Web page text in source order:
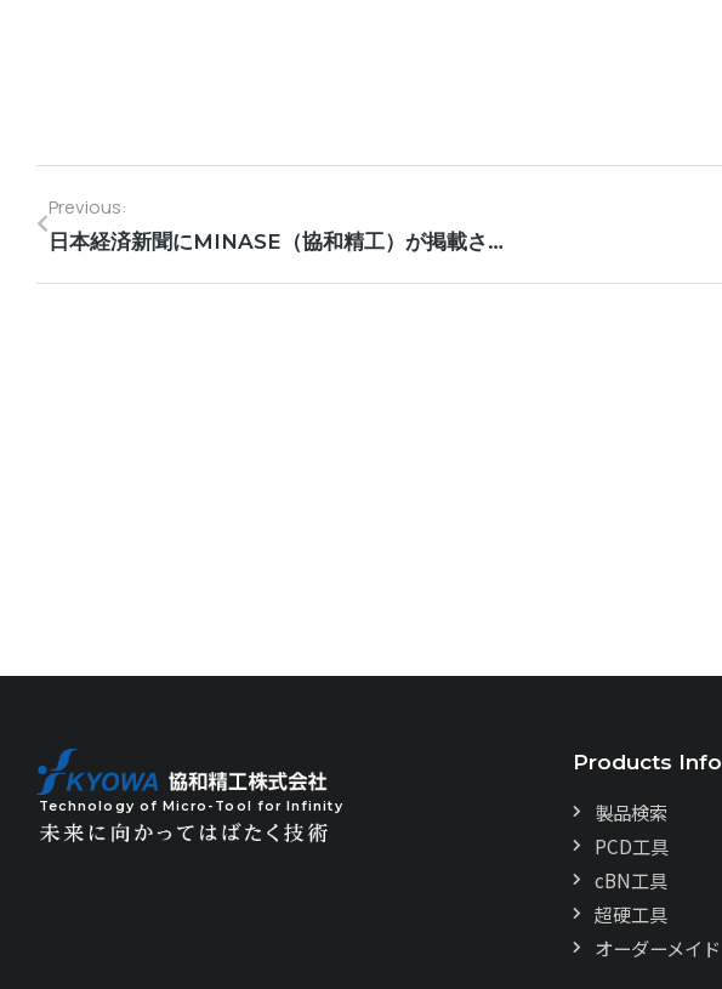
Previous:
日本経済新聞にMINASE（協和精工）が掲載されました。
Technology of Micro-Tool for Infinity
Products Info
製品検索
PCD工具
cBN工具
超硬工具
オーダーメイド